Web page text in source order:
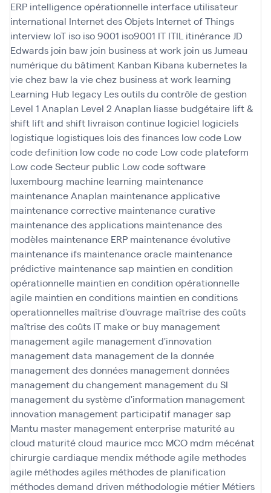
ERP intelligence opérationnelle interface utilisateur
international Internet des Objets Internet of Things
interview IoT iso iso 9001 iso9001 IT ITIL itinérance JD
Edwards join baw join business at work join us Jumeau
numérique du bâtiment Kanban Kibana kubernetes la
vie chez baw la vie chez business at work learning
Learning Hub legacy Les outils du contrôle de gestion
Level 1 Anaplan Level 2 Anaplan liasse budgétaire lift &
shift lift and shift livraison continue logiciel logiciels
logistique logistiques lois des finances low code Low
code definition low code no code Low code plateform
Low code Secteur public Low code software
luxembourg machine learning maintenance
maintenance Anaplan maintenance applicative
maintenance corrective maintenance curative
maintenance des applications maintenance des
modèles maintenance ERP maintenance évolutive
maintenance ifs maintenance oracle maintenance
prédictive maintenance sap maintien en condition
opérationnelle maintien en condition opérationnelle
agile maintien en conditions maintien en conditions
operationnelles maîtrise d'ouvrage maîtrise des coûts
maîtrise des coûts IT make or buy management
management agile management d'innovation
management data management de la donnée
management des données management données
management du changement management du SI
management du système d'information management
innovation management participatif manager sap
Mantu master management enterprise maturité au
cloud maturité cloud maurice mcc MCO mdm mécénat
chirurgie cardiaque mendix méthode agile methodes
agile méthodes agiles méthodes de planification
méthodes demand driven méthodologie métier Métiers